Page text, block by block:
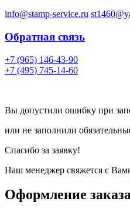
info@stamp-service.ru
Обратная связь
+7 (965) 146-43-90
+7 (495) 745-14-60
Вы допустили ошибку при
или не заполнили
Спасибо за заявку!
Наш менеджер свяжется с
Оформление